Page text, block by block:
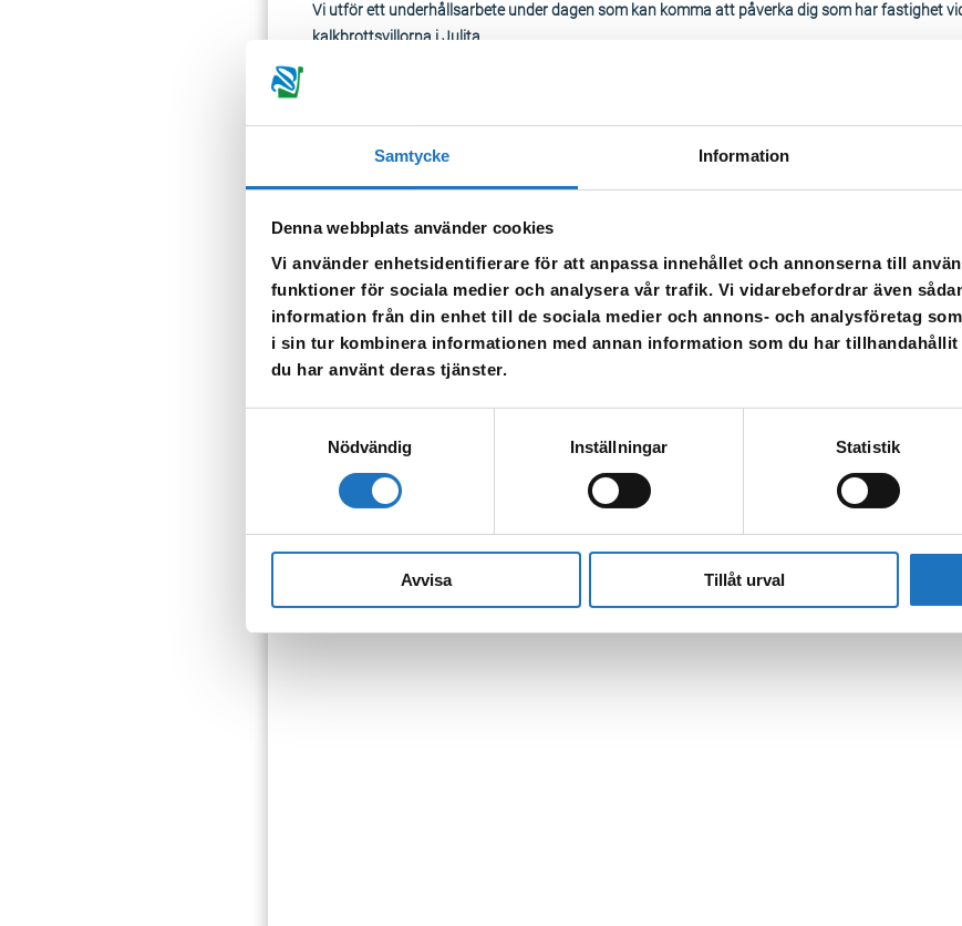
Samtycke Information
Denna webbplats använder cookies
Vi använder enhetsidentifierare för att anpassa innehållet och annonserna till
funktioner för sociala medier och analysera vår trafik. Vi vidarebefordrar även
information från din enhet till de sociala medier och annons- och analysföretag
i sin tur kombinera informationen med annan information som du har
du har använt deras tjänster.
Nödvändig
Inställningar Statistik
Avvisa Tillåt urval
Vi utför ett underhållsarbete under dagen som kan komma att påverka dig som har fastighet
kalkbrottsvillorna i Julita.
TILLBAKA
Anmäl dig till vår sms-tjänst.
som fastighetsägare.